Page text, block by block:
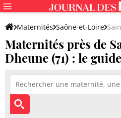
Maternités Saône-et-Loire
Maternités près de
Dheune (71) : le